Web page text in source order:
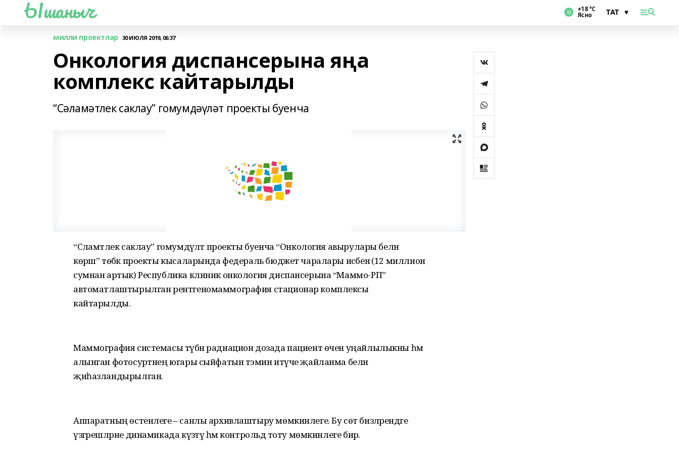
Ышаныч +18 °С
Ясно
милли проектлар 30 ИЮЛЯ 2019, 06:37
Онкология диспансерына яңа
комплекс кайтарылды
“Сәламәтлек саклау” гомумдәүләт проекты буенча
“Сәламәтлек саклау” гомумдәүләт проекты буенча “Онкология авырулары белән
көрәш” төбәк проекты кысаларында федераль бюджет чаралары исәбенә (12 миллион
сумнан артык) Республика клиник онкология диспансерына “Маммо-РП”
автоматлаштырылган рентгеномаммография стационар комплексы
кайтарылды.
Маммография системасы түбән радиацион дозада пациент өчен уңайлылыкны һәм
алынган фотосурәтнең югары сыйфатын тәэмин итүче җайланма белән
җиһазландырылган.
Аппаратның өстенлеге – санлы архивлаштыру мөмкинлеге. Бу сөт бизләрендәге
үзгәрешләрне динамикада күзәтү һәм контрольдә тоту мөмкинлеге бирә.